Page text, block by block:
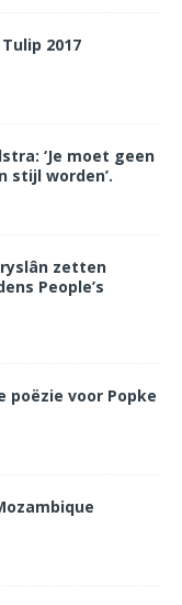
2017
‘Je moet geen
stijl worden’.
zetten
People’s
poëzie voor Popke